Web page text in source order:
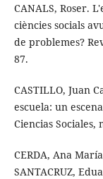
CANALS, Roser.
ciències socials
de problemes?
87.
CASTILLO, Juan
escuela: un
Ciencias Sociales,
CERDA, Ana
SANTACRUZ,